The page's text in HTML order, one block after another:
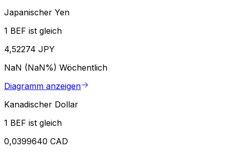
Japanischer Yen
1 BEF ist gleich
4,52274 JPY
NaN (NaN%) Wöchentlich
Diagramm anzeigen
Kanadischer Dollar
1 BEF ist gleich
0,0399640 CAD